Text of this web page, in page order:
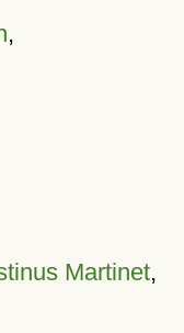
,
Martinet,